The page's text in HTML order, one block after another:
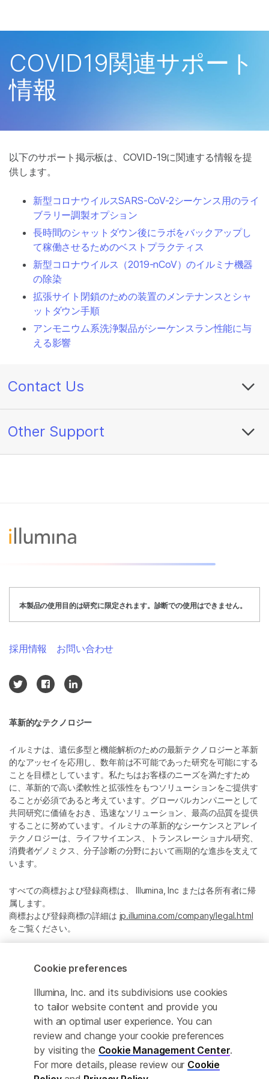
ラーニング
企業情報
サポート
お気に入りの分野を選択
COVID19関連サポート
情報
以下のサポート掲示板は、COVID-19に関連する情報を提
供します。
新型コロナウイルスSARS-CoV-2シーケンス用のライ
ブラリー調製オプション
長時間のシャットダウン後にラボをバックアップし
て稼働させるためのベストプラクティス
新型コロナウイルス（2019-nCoV）のイルミナ機器
の除染
拡張サイト閉鎖のための装置のメンテナンスとシャ
ットダウン手順
アンモニウム系洗浄製品がシーケンスラン性能に与
える影響
Contact Us
Other Support
本製品の使用目的は研究に限定されます。診断での使用はできません。
このページは機械翻訳を利用しております。なるべく正確な翻訳を
提供するために合理的な努力をしていますが、完全に正確な翻訳と
革新的なテクノロジー
イルミナは、遺伝多型と機能解析のための最新テクノロジーと革新
的なアッセイを応用し、数年前は不可能であった研究を可能にする
ことを目標としています。私たちはお客様のニーズを満たすため
に、革新的で高い柔軟性と拡張性をもつソリューションをご提供す
ることが必須であると考えています。グローバルカンパニーとして
共同研究に価値をおき、迅速なソリューション、最高の品質を提供
することに努めています。イルミナの革新的なシーケンスとアレイ
テクノロジーは、ライフサイエンス、トランスレーショナル研究、
消費者ゲノミクス、分子診断の分野において画期的な進歩を支えて
います。
すべての商標および登録商標は、 Illumina, Inc または各所有者に帰
属します。
商標および登録商標の詳細は jp.illumina.com/company/legal.html
をご覧ください。
Cookie Management Center
プライバシーポリシ
採用情報 お問い合わせ
© 2026 Illumina, Inc. All rights reserved.
高いコンテンツへのリンクが表示されます:
×
がん研究
微生物研究
臨床オンコロジー
Cookie preferences
Illumina, Inc. and its subdivisions use cookies
to tailor website content and provide you
with an optimal user experience. You can
review and change your cookie preferences
by visiting the Cookie Management Center.
For more details, please review our Cookie